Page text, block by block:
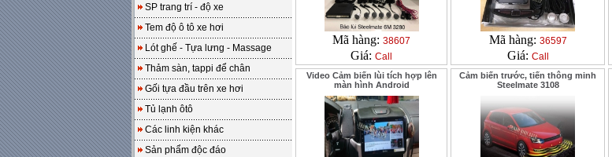
SP trang trí - độ xe
Tem độ ô tô xe hơi
Lót ghế - Tựa lưng - Massage
Thảm sàn, tappi để chân
Gối tựa đầu trên xe hơi
Tủ lạnh ôtô
Các linh kiện khác
Sản phẩm độc đáo
Mã hàng: 38607
Giá: Call
Mã hàng: 36597
Giá: Call
Video Cảm biến lùi tích hợp lên
màn hình Android
Cảm biến trước, tiến thông minh
Steelmate 3108